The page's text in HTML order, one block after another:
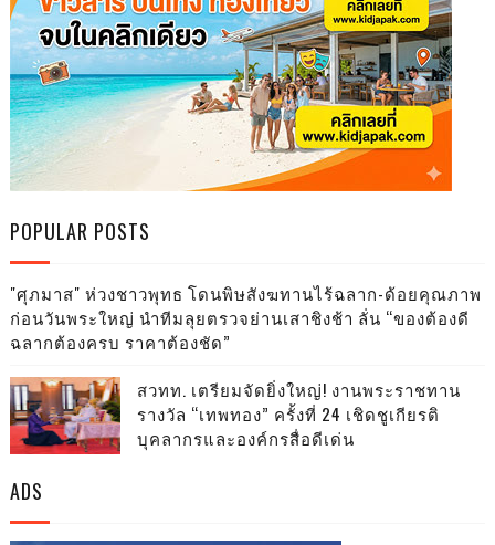
POPULAR POSTS
"ศุภมาส" ห่วงชาวพุทธ โดนพิษสังฆทานไร้ฉลาก-ด้อยคุณภาพ
ก่อนวันพระใหญ่ นำทีมลุยตรวจย่านเสาชิงช้า ลั่น “ของต้องดี
ฉลากต้องครบ ราคาต้องชัด”
สวทท. เตรียมจัดยิ่งใหญ่! งานพระราชทาน
รางวัล “เทพทอง” ครั้งที่ 24 เชิดชูเกียรติ
บุคลากรและองค์กรสื่อดีเด่น
ADS